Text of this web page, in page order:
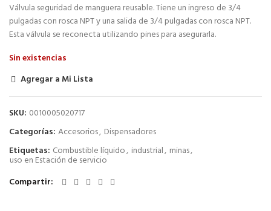
Válvula seguridad de manguera reusable. Tiene un ingreso de 3/4
pulgadas con rosca NPT y una salida de 3/4 pulgadas con rosca NPT.
Esta válvula se reconecta utilizando pines para asegurarla.
Sin existencias
Agregar a Mi Lista
SKU: 0010005020717
Categorías: Accesorios, Dispensadores
Etiquetas: Combustible líquido, industrial, minas,
uso en Estación de servicio
Compartir